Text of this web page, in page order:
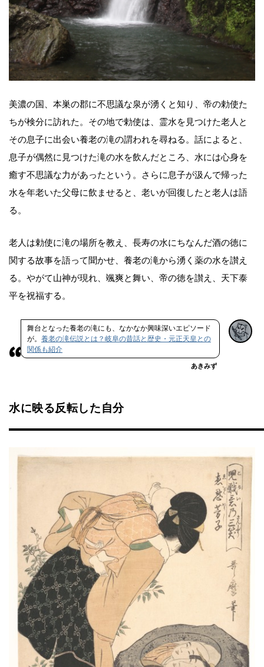
美濃の国、本巣の郡に不思議な泉が湧くと知り、帝の勅使た
ちが検分に訪れた。その地で勅使は、霊水を見つけた老人と
その息子に出会い養老の滝の謂われを尋ねる。話によると、
息子が偶然に見つけた滝の水を飲んだところ、水には心身を
癒す不思議な力があったという。さらに息子が汲んで帰った
水を年老いた父母に飲ませると、老いが回復したと老人は語
る。
老人は勅使に滝の場所を教え、長寿の水にちなんだ酒の徳に
関する故事を語って聞かせ、養老の滝から湧く薬の水を讃え
る。やがて山神が現れ、颯爽と舞い、帝の徳を讃え、天下泰
平を祝福する。
舞台となった養老の滝にも、なかなか興味深いエピソード
が。 養老の滝伝説とは？岐阜の昔話と歴史・元正天皇との
関係も紹介
あきみず
水に映る反転した自分